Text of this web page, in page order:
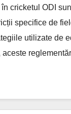
cricketul ODI
specifice de
utilizate de
aceste